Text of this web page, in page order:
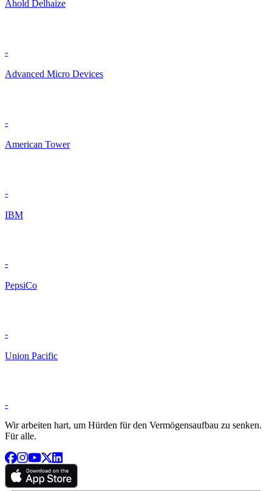
Ahold Delhaize
-
Advanced Micro Devices
-
American Tower
-
IBM
-
PepsiCo
-
Union Pacific
-
Wir arbeiten hart, um Hürden für den Vermögensaufbau zu senken.
Für alle.